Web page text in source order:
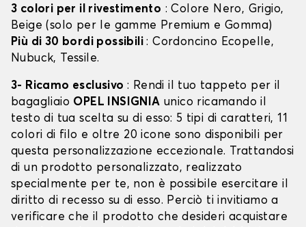
3 colori per il rivestimento : Colore Nero, Grigio,
Beige (solo per le gamme Premium e Gomma)
Più di 30 bordi possibili: Cordoncino Ecopelle,
Nubuck, Tessile.
3- Ricamo esclusivo : Rendi il tuo tappeto per il
bagagliaio OPEL INSIGNIA unico ricamando il
testo di tua scelta su di esso: 5 tipi di caratteri, 11
colori di filo e oltre 20 icone sono disponibili per
questa personalizzazione eccezionale. Trattandosi
di un prodotto personalizzato, realizzato
specialmente per te, non è possibile esercitare il
diritto di recesso su di esso. Perciò ti invitiamo a
verificare che il prodotto che desideri acquistare